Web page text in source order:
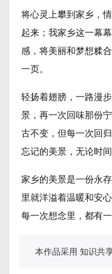
将心灵上攀到家乡，
起来；我家乡这一幕
感，将美丽和梦想糅
一页。
轻扬着翅膀，一路漫
景，再一次回味那份
古不变，但每一次回
忘记的美景，无论时
家乡的美景是一份永
里就洋溢着温暖和安
每一次想念里，都有一
本作品采用 知识共